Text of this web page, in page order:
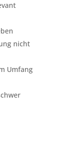
nicht
Umfang